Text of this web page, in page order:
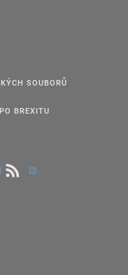
SOUBORŮ
BREXITU